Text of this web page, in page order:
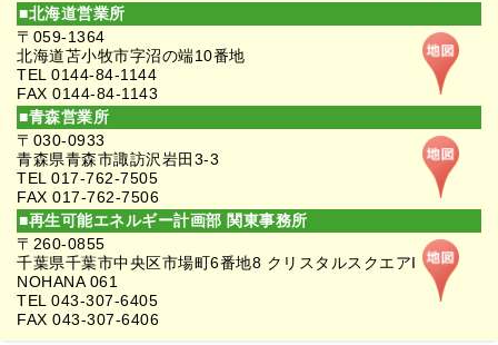
■北海道営業所
〒059-1364
北海道苫小牧市字沼の端10番地
TEL 0144-84-1144
FAX 0144-84-1143
■青森営業所
〒030-0933
青森県青森市諏訪沢岩田3-3
TEL 017-762-7505
FAX 017-762-7506
■再生可能エネルギー計画部 関東事務所
〒260-0855
千葉県千葉市中央区市場町6番地8 クリスタルスクエアI
NOHANA 061
TEL 043-307-6405
FAX 043-307-6406